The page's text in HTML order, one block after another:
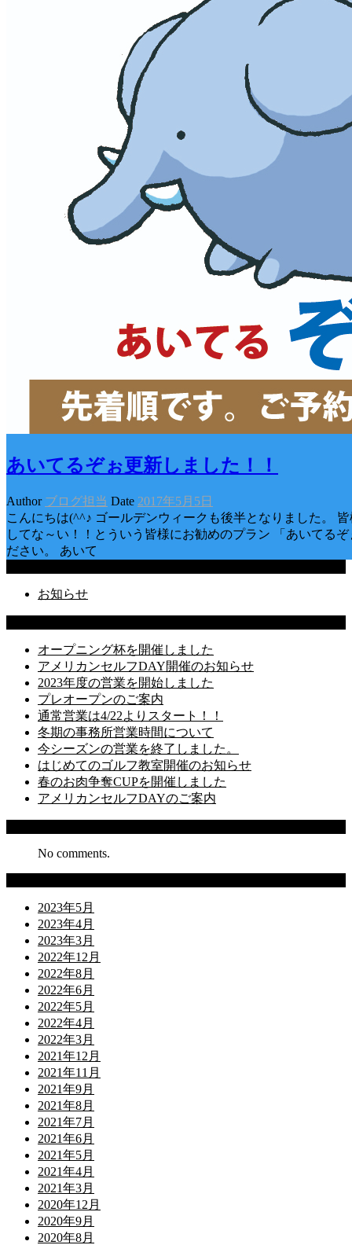
あいてるぞぉ更新しました！！
Author ブログ担当 Date 2017年5月5日
こんにちは(^^♪ ゴールデンウィークも後半となりました。
してな～い！！とういう皆様にお勧めのプラン 「あいてる
ださい。 あいて
お知らせ
オープニング杯を開催しました
アメリカンセルフDAY開催のお知らせ
2023年度の営業を開始しました
プレオープンのご案内
通常営業は4/22よりスタート！！
冬期の事務所営業時間について
今シーズンの営業を終了しました。
はじめてのゴルフ教室開催のお知らせ
春のお肉争奪CUPを開催しました
アメリカンセルフDAYのご案内
No comments.
2023年5月
2023年4月
2023年3月
2022年12月
2022年8月
2022年6月
2022年5月
2022年4月
2022年3月
2021年12月
2021年11月
2021年9月
2021年8月
2021年7月
2021年6月
2021年5月
2021年4月
2021年3月
2020年12月
2020年9月
2020年8月